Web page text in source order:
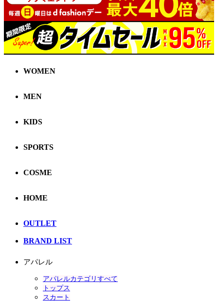
WOMEN
MEN
KIDS
SPORTS
COSME
HOME
OUTLET
BRAND LIST
アパレル
アパレルカテゴリすべて
トップス
スカート